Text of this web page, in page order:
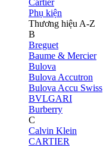
Cartier
Phụ kiện
Thương hiệu A-Z
B
Breguet
Baume & Mercier
Bulova
Bulova Accutron
Bulova Accu Swiss
BVLGARI
Burberry
C
Calvin Klein
CARTIER